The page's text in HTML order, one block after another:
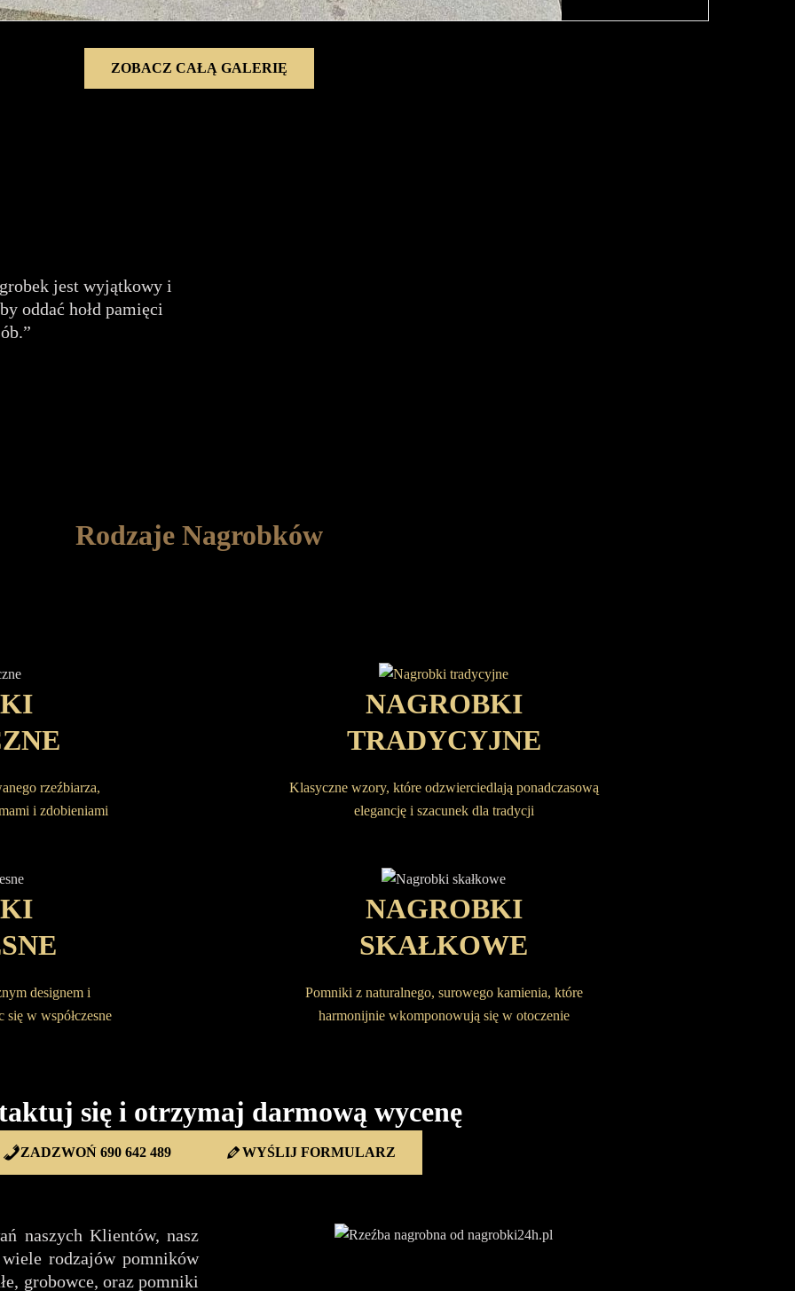
ZOBACZ CAŁĄ GALERIĘ
jest wyjątkowy i
oddać hołd pamięci
Rodzaje Nagrobków
rzeźbiarza,
i zdobieniami
NAGROBKI
TRADYCYJNE
Klasyczne wzory, które odzwierciedlają ponadczasową
elegancję i szacunek dla tradycji
designem i
w współczesne
NAGROBKI
SKAŁKOWE
Pomniki z naturalnego, surowego kamienia, które
harmonijnie wkomponowują się w otoczenie
się i otrzymaj darmową wycenę
ZADZWOŃ 690 642 489 WYŚLIJ FORMULARZ
naszych Klientów, nasz
rodzajów pomników
grobowce, oraz pomniki